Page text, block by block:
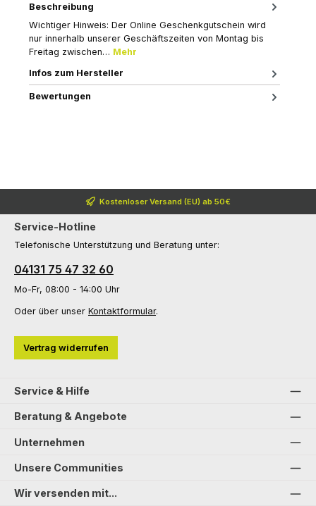
Beschreibung
Wichtiger Hinweis: Der Online Geschenkgutschein wird
nur innerhalb unserer Geschäftszeiten von Montag bis
Freitag zwischen… Mehr
Infos zum Hersteller
Bewertungen
Kostenloser Versand (EU) ab 50€
Service-Hotline
Telefonische Unterstützung und Beratung unter:
04131 75 47 32 60
Mo-Fr, 08:00 - 14:00 Uhr
Oder über unser Kontaktformular.
Vertrag widerrufen
Service & Hilfe
Beratung & Angebote
Unternehmen
Unsere Communities
Wir versenden mit...